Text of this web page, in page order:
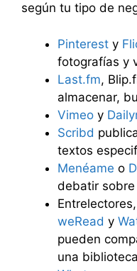
según tu tipo de
Pinterest y
fotografías y
Last.fm,
almacenar,
Vimeo y
Scribd
textos
Menéame o
debatir
weRead y
pueden
una